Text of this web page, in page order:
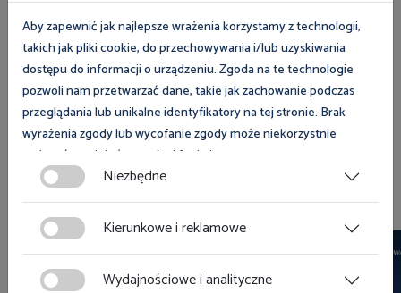
Zobacz magazyn Inspektor Pracy
Zobacz
Zobacz również
Aby zapewnić jak najlepsze wrażenia korzystamy z technologii,
takich jak pliki cookie, do przechowywania i/lub uzyskiwania
dostępu do informacji o urządzeniu. Zgoda na te technologie
pozwoli nam przetwarzać dane, takie jak zachowanie podczas
przeglądania lub unikalne identyfikatory na tej stronie. Brak
wyrażenia zgody lub wycofanie zgody może niekorzystnie
wpłynąć na niektóre cechy i funkcje.
Zgoda na pliki cookies jest dobrowolna i można ją wycofać lub
zmodyfikować w dowolnym momencie klikając w przycisk
ciasteczka w lewym dolnym rogu strony. Więcej informacji
znajdziesz w
Niezbędne
Kierunkowe i reklamowe
Wydajnościowe i analityczne